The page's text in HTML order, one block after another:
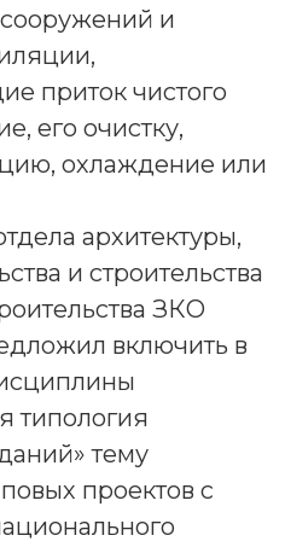
и
приток чистого
его очистку,
охлаждение или
архитектуры,
и строительства
ЗКО
включить в
типология
тему
проектов с